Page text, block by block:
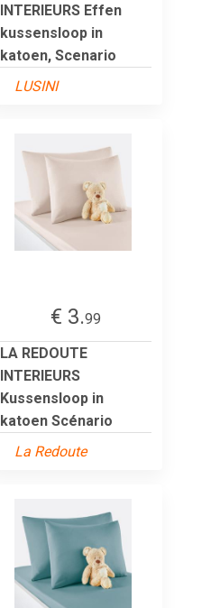
INTERIEURS Effen
kussensloop in
katoen, Scenario
LUSINI
€ 3.99
LA REDOUTE
INTERIEURS
Kussensloop in
katoen Scénario
La Redoute